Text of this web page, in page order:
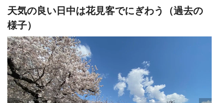
天気の良い日中は花見客でにぎわう（過去の
様子）